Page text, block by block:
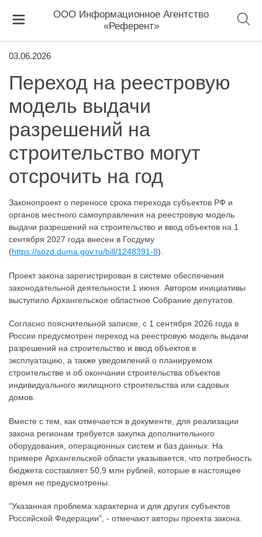
ООО Информационное Агентство
«Референт»
03.06.2026
Переход на реестровую
модель выдачи
разрешений на
строительство могут
отсрочить на год
Законопроект о переносе срока перехода субъектов РФ и
органов местного самоуправления на реестровую модель
выдачи разрешений на строительство и ввод объектов на 1
сентября 2027 года внесен в Госдуму
(https://sozd.duma.gov.ru/bill/1248391-8).
Проект закона зарегистрирован в системе обеспечения
законодательной деятельности 1 июня. Автором инициативы
выступило Архангельское областное Собрание депутатов.
Согласно пояснительной записке, с 1 сентября 2026 года в
России предусмотрен переход на реестровую модель выдачи
разрешений на строительство и ввод объектов в
эксплуатацию, а также уведомлений о планируемом
строительстве и об окончании строительства объектов
индивидуального жилищного строительства или садовых
домов.
Вместе с тем, как отмечается в документе, для реализации
закона регионам требуется закупка дополнительного
оборудования, операционных систем и баз данных. На
примере Архангельской области указывается, что потребность
бюджета составляет 50,9 млн рублей, которые в настоящее
время не предусмотрены.
"Указанная проблема характерна и для других субъектов
Российской Федерации", - отмечают авторы проекта закона.